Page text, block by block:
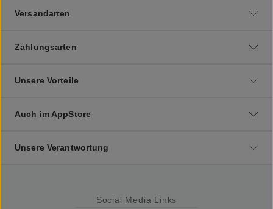
Versandarten
Zahlungsarten
Unsere Vorteile
Auch im AppStore
Unsere Verantwortung
Social Media Links